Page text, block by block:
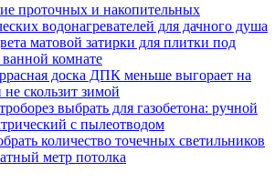
проточных и накопительных
водонагревателей для дачного душа
матовой затирки для плитки под
ванной комнате
доска ДПК меньше выгорает на
не скользит зимой
выбрать для газобетона: ручной
с пылеотводом
количество точечных светильников
метр потолка